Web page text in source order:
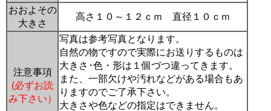
おおよその
大きさ
高さ１０～１２ｃｍ 直径１０ｃｍ
注意事項
(必ずお読
み下さい）
写真は参考写真となります。
自然の物ですので実際にお送りするものは
大きさ･色・形は１個づつ違ってきます。
また、一部欠けや汚れなどがある場合もあ
りますのでご了承下さい。
大きさや色などの指定はできません。